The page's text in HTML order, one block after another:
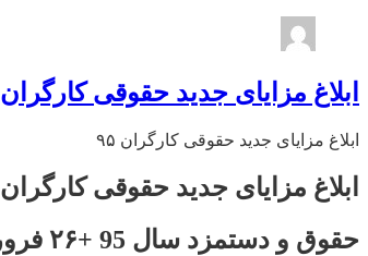
ابلاغ مزایای جدید حقوقی کارگران ۹۵
ابلاغ مزایای جدید حقوقی کارگران ۹۵
ابلاغ مزایای جدید حقوقی کارگران
حقوق و دستمزد سال 95 +
۲۶ فروردین ۹۵ – ابلاغ مزایای جدید حقوقی کارگران